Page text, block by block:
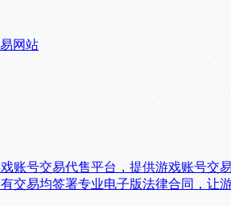
网站
账号交易代售平台，提供游戏账号
易均签署专业电子版法律合同，让